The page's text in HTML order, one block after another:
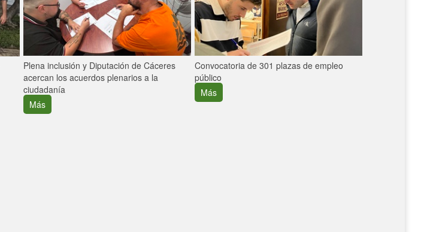
Plena inclusión y Diputación de Cáceres
acercan los acuerdos plenarios a la
ciudadanía
Más
Convocatoria de 301 plazas de empleo
público
Más